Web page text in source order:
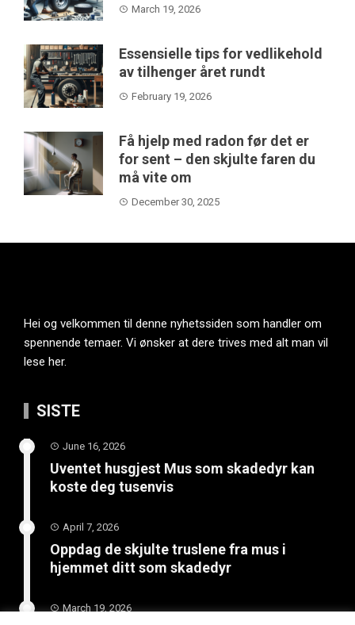
March 19, 2026
Essensielle tips for vedlikehold
av tilhenger året rundt
February 19, 2026
Få hjelp med radon før det er
for sent – den skjulte faren du
må vite om
December 30, 2025
Hei og velkommen til denne nyhetssiden som handler om
spennende temaer. Vi ønsker at dere trives med alt man vil
lese her.
SISTE
June 16, 2026
Uventet husgjest Mus som skadedyr kan
koste deg tusenvis
April 7, 2026
Oppdag de skjulte truslene fra mus i
hjemmet ditt som skadedyr
March 19, 2026